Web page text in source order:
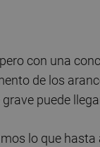
con una
de los
puede
lo que